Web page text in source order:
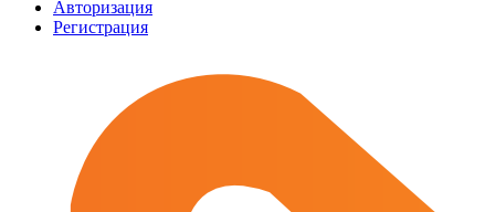
Авторизация
Регистрация